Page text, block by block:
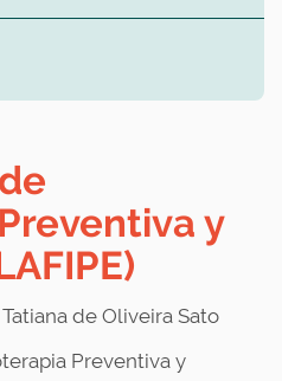
y
Tatiana de Oliveira Sato
Preventiva y